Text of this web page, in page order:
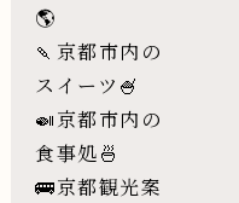
🌎
🍡京都市内の
スイーツ🍧
🍛京都市内の
食事処🍜
🚌京都観光案